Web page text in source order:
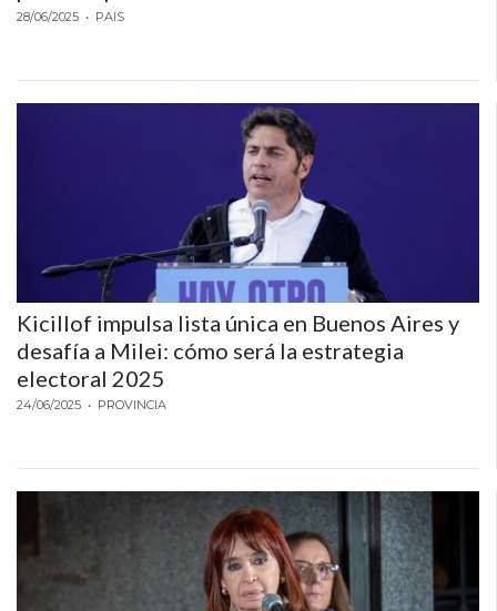
28/06/2025 • PAIS
Kicillof impulsa lista única en Buenos Aires y
desafía a Milei: cómo será la estrategia
electoral 2025
24/06/2025 • PROVINCIA